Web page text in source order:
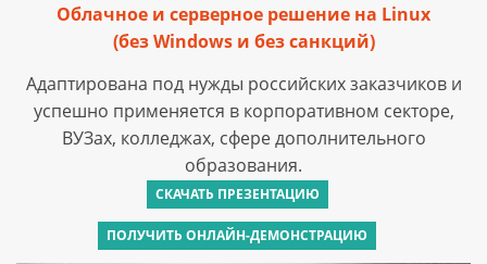
Облачное и серверное решение на Linux
(без Windows и без санкций)
Адаптирована под нужды российских заказчиков и
успешно применяется в корпоративном секторе,
ВУЗах, колледжах, сфере дополнительного
образования.
СКАЧАТЬ ПРЕЗЕНТАЦИЮ
ПОЛУЧИТЬ ОНЛАЙН-ДЕМОНСТРАЦИЮ